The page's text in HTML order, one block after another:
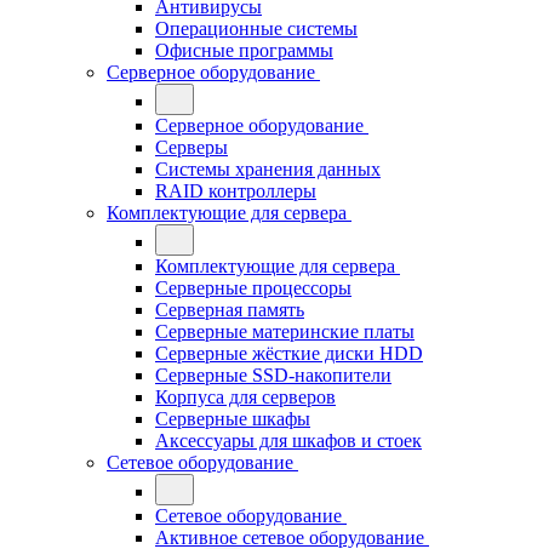
Антивирусы
Операционные системы
Офисные программы
Серверное оборудование
Серверное оборудование
Серверы
Системы хранения данных
RAID контроллеры
Комплектующие для сервера
Комплектующие для сервера
Серверные процессоры
Серверная память
Серверные материнские платы
Серверные жёсткие диски HDD
Серверные SSD-накопители
Корпуса для серверов
Серверные шкафы
Аксессуары для шкафов и стоек
Сетевое оборудование
Сетевое оборудование
Активное сетевое оборудование